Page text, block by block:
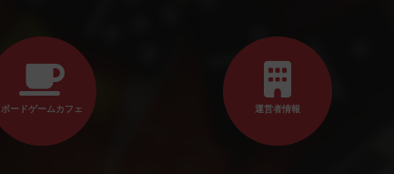
ボードゲームカフェ 運営者情報